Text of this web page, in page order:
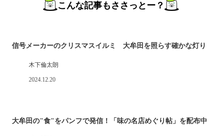
こんな記事もささっとー？
信号メーカーのクリスマスイルミ 大牟田を照らす確かな灯り
木下倫太朗
2024.12.20
大牟田の"食"をパンフで発信！「味の名店めぐり帖」を配布中